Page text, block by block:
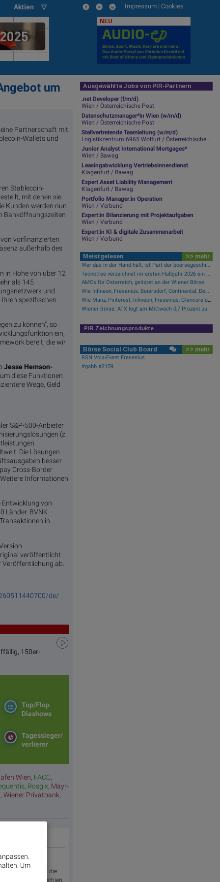
Aktien ▽ Impressum | Cookies
NEU
um
Partnerschaft mit
Wallets und
Stablecoin-
mit denen sie
Kunden werden nun
Banköffnungszeiten
vorfinanzierten
außerhalb des
in Höhe von über 12
als 145
und
spezifischen
zu können“, so
ein,
bereit, die wir
Jesse Hemson-
diese Funktionen
Wege, Geld
S&P-500-Anbieter
(z.
Die Lösungen
besser
Cross-Border
Informationen
Entwicklung von
Länder. BVNK
in
veröffentlicht
ab.
de/
150er-
Top/Flop
Diashows
Tagessieger/
verlierer
Wien, FACC,
, Rosgix, Mayr-
,Wiener Privatbank,
Aktivitäten auf die
Tschechien,
Ausgewählte Jobs von PIR-Partnern
.net Developer (f/m/d)
Wien / Österreichische Post
Datenschutzmanager*in Wien (w/m/d)
Wien / Österreichische Post
Stellvertretende Teamleitung (w/m/d)
Logistikzentrum 6965 Wolfurt / Österreichische Post
Junior Analyst International Mortgages*
Wien / Bawag
Leasingabwicklung Vertriebsinnendienst
Klagenfurt / Bawag
Expert Asset Liability Management
Klagenfurt / Bawag
Portfolio Manager:in Operation
Wien / Verbund
Expert:in Bilanzierung mit Projektaufgaben
Wien / Verbund
Expert:in KI & digitale Zusammenarbeit
Wien / Verbund
Meistgelesen >> mehr
Wer das in der Hand hält, ist Part der boersegeschichte.at
Tecnotree verzeichnet im ersten Halbjahr 2026 ein zweistelliges Gewinnwachstum und eine beschleunigte Einführungsdynamik
AMCs für Österreich, gelistet an der Wiener Börse
Wie Infineon, Fresenius, Beiersdorf, Continental, Deutsche Post und Bayer für Gesprächsstoff im DAX sorgten
Wie Manz, Pinterest, Infineon, Fresenius, Glencore und Lenzing für Gesprächsstoff sorgten
Wiener Börse: ATX legt am Mittwoch 0,7 Prozent zu
PIR-Zeichnungsprodukte
Börse Social Club Board >> mehr
BSN Vola-Event Fresenius
#gabb #2159
Um